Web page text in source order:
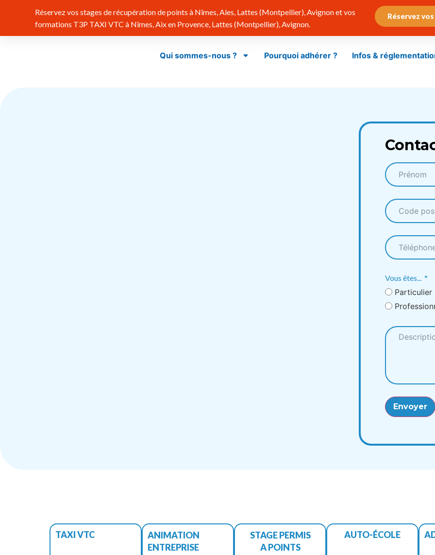
Réservez vos stages de récupération de points à Nîmes, Ales, Lattes (Montpellier), Avignon et vos
formations T3P TAXI VTC à Nîmes, Aix en Provence, Lattes (Montpellier), Avignon.
Réservez
Qui sommes-nous ? Pourquoi adhérer ? Infos &
Vous êtes...
Particulier
Envoyer
TAXI VTC
ANIMATION
ENTREPRISE
STAGE PERMIS
A POINTS
AUTO-ÉCOLE